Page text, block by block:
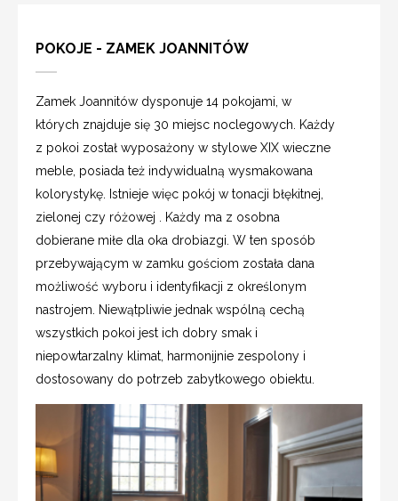
POKOJE - ZAMEK JOANNITÓW
Zamek Joannitów dysponuje 14 pokojami, w
których znajduje się 30 miejsc noclegowych. Każdy
z pokoi został wyposażony w stylowe XIX wieczne
meble, posiada też indywidualną wysmakowana
kolorystykę. Istnieje więc pokój w tonacji błękitnej,
zielonej czy różowej . Każdy ma z osobna
dobierane miłe dla oka drobiazgi. W ten sposób
przebywającym w zamku gościom została dana
możliwość wyboru i identyfikacji z określonym
nastrojem. Niewątpliwie jednak wspólną cechą
wszystkich pokoi jest ich dobry smak i
niepowtarzalny klimat, harmonijnie zespolony i
dostosowany do potrzeb zabytkowego obiektu.